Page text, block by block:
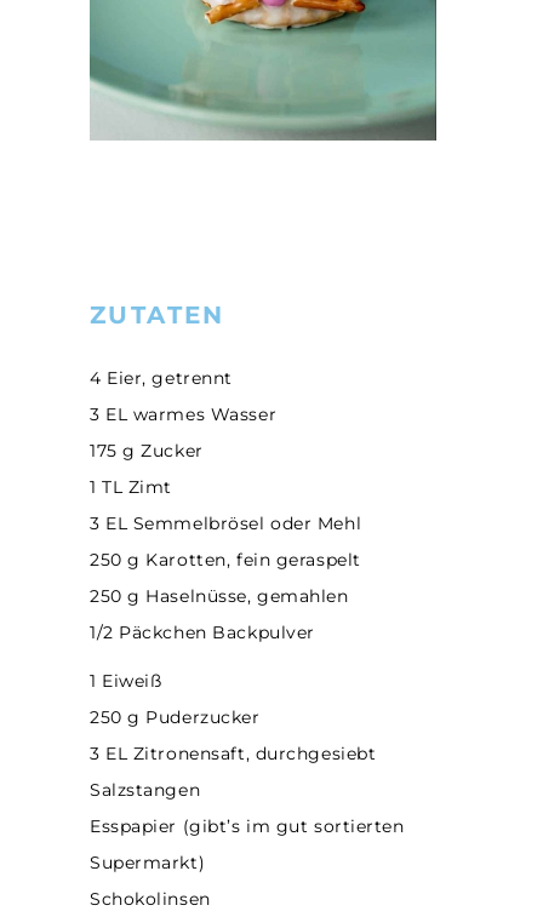
ZUTATEN
4 Eier, getrennt
3 EL warmes Wasser
175 g Zucker
1 TL Zimt
3 EL Semmelbrösel oder Mehl
250 g Karotten, fein geraspelt
250 g Haselnüsse, gemahlen
1/2 Päckchen Backpulver
1 Eiweiß
250 g Puderzucker
3 EL Zitronensaft, durchgesiebt
Salzstangen
Esspapier (gibt’s im gut sortierten
Supermarkt)
Schokolinsen